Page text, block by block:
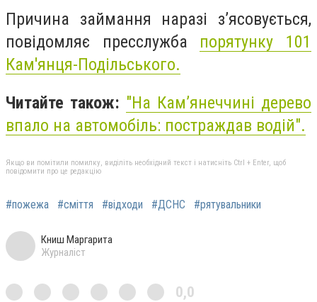
Причина займання наразі з’ясовується,
повідомляє пресслужба порятунку 101
Кам'янця-Подільського.
Читайте також: "На Кам’янеччині дерево
впало на автомобіль: постраждав водій".
Якщо ви помітили помилку, виділіть необхідний текст і натисніть Ctrl + Enter, щоб
повідомити про це редакцію
#пожежа #сміття #відходи #ДСНС #рятувальники
Книш Маргарита
Журналіст
0,0